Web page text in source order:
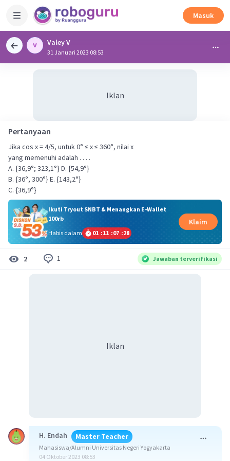
Masuk
Valey V
31 Januari 2023 08:53
Iklan
Pertanyaan
Jika cos x = 4/5, untuk 0° ≤ x ≤ 360°, nilai x
yang memenuhi adalah . . . .
A. {36,9°; 323,1°} D. {54,9°}
B. {36°, 300°} E. {143,2°}
C. {36,9°}
Ikuti Tryout SNBT & Menangkan E-Wallet
100rb
Habis dalam
01 :11 :07 :28
Klaim
2 1 Jawaban terverifikasi
Iklan
H. Endah Master Teacher
Mahasiswa/Alumni Universitas Negeri Yogyakarta
04 Oktober 2023 08:53